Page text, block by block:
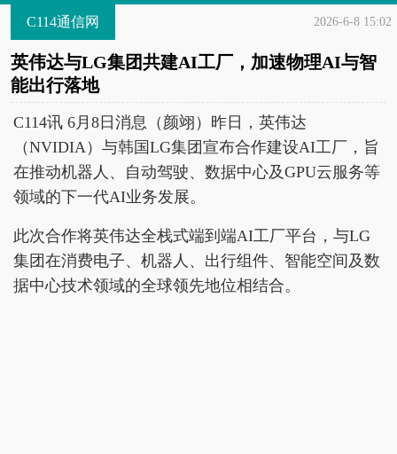
C114通信网 2026-6-8 15:02
英伟达与LG集团共建AI工厂，加速物理AI与智
能出行落地
C114讯 6月8日消息（颜翊）昨日，英伟达
（NVIDIA）与韩国LG集团宣布合作建设AI工厂，旨
在推动机器人、自动驾驶、数据中心及GPU云服务等
领域的下一代AI业务发展。
此次合作将英伟达全栈式端到端AI工厂平台，与LG
集团在消费电子、机器人、出行组件、智能空间及数
据中心技术领域的全球领先地位相结合。